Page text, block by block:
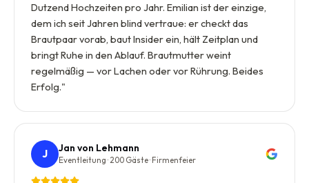
Dutzend Hochzeiten pro Jahr. Emilian ist der einzige,
dem ich seit Jahren blind vertraue: er checkt das
Brautpaar vorab, baut Insider ein, hält Zeitplan und
bringt Ruhe in den Ablauf. Brautmutter weint
regelmäßig — vor Lachen oder vor Rührung. Beides
Erfolg."
J Jan von Lehmann
Eventleitung · 200 Gäste · Firmenfeier